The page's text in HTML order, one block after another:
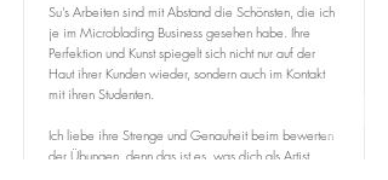
Su's Arbeiten sind mit Abstand die Schönsten, die ich
je im Microblading Business gesehen habe. Ihre
Perfektion und Kunst spiegelt sich nicht nur auf der
Haut ihrer Kunden wieder, sondern auch im Kontakt
mit ihren Studenten.
Ich liebe ihre Strenge und Genauheit beim bewerten
der Übungen, denn das ist es, was dich als Artist